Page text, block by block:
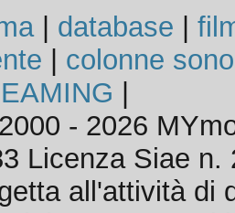
| database
colonne
- 2026
Licenza Siae n.
all'attività di